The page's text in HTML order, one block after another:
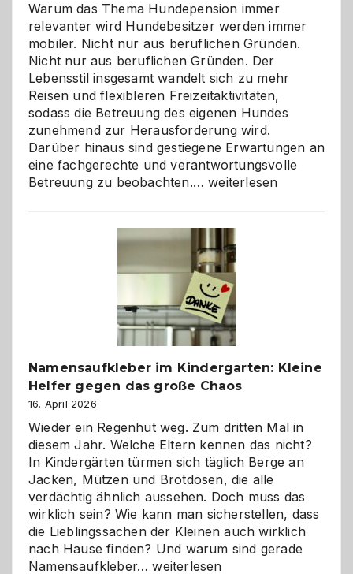
Warum das Thema Hundepension immer
relevanter wird Hundebesitzer werden immer
mobiler. Nicht nur aus beruflichen Gründen.
Nicht nur aus beruflichen Gründen. Der
Lebensstil insgesamt wandelt sich zu mehr
Reisen und flexibleren Freizeitaktivitäten,
sodass die Betreuung des eigenen Hundes
zunehmend zur Herausforderung wird.
Darüber hinaus sind gestiegene Erwartungen an
eine fachgerechte und verantwortungsvolle
Betreuung zu beobachten.…Betreuung
wann
ist
eine
Hundepension
die
richtige
weiterlesen
Namensaufkleber im Kindergarten: Kleine
Helfer gegen das große Chaos
16. April 2026
Wieder ein Regenhut weg. Zum dritten Mal in
diesem Jahr. Welche Eltern kennen das nicht?
In Kindergärten türmen sich täglich Berge an
Jacken, Mützen und Brotdosen, die alle
verdächtig ähnlich aussehen. Doch muss das
wirklich sein? Wie kann man sicherstellen, dass
die Lieblingssachen der Kleinen auch wirklich
nach Hause finden? Und warum sind gerade
Namensaufkleber…Namensaufkleber
weiterlesen